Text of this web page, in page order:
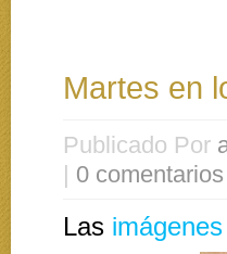
Martes en
Publicado Por
| 0 comentarios
Las imágenes